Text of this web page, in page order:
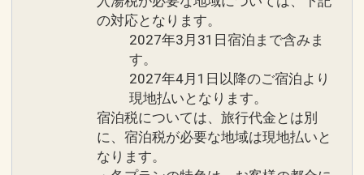
200000006420
の対応となります。
2027年3月31日宿泊まで含みま
す。
2027年4月1日以降のご宿泊より
現地払いとなります。
宿泊税については、旅行代金とは別
に、宿泊税が必要な地域は現地払いと
なります。